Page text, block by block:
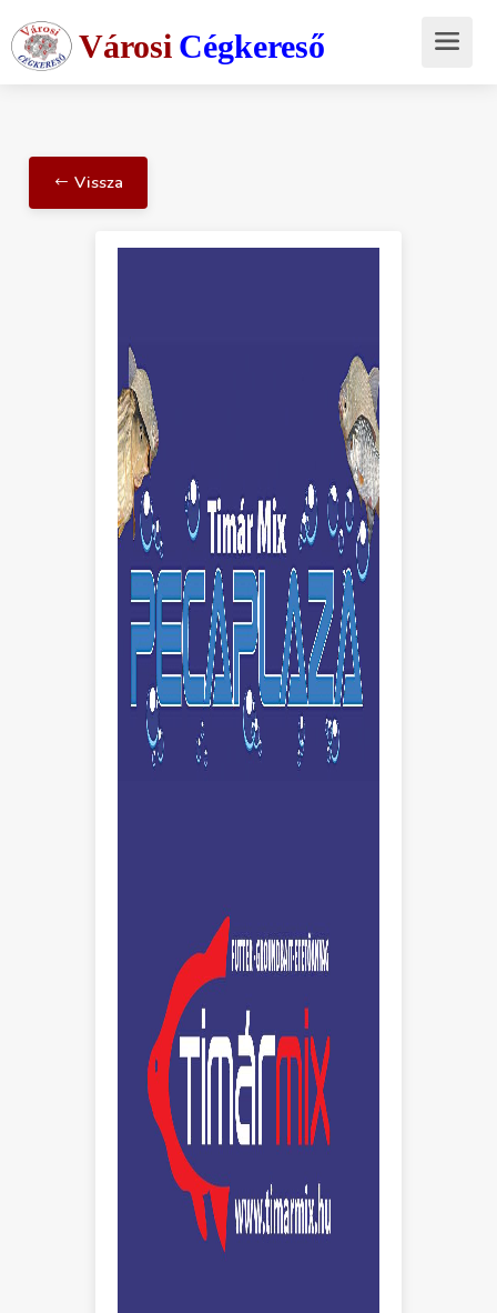
Városi Cégkereső
Vissza